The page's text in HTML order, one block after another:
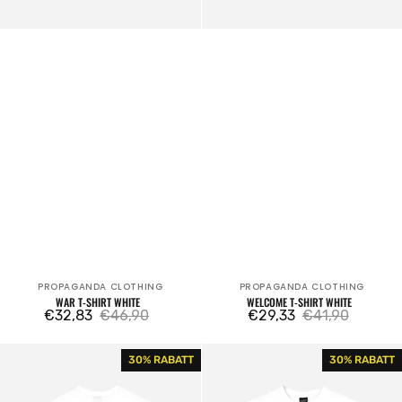
Verkäufer:
PROPAGANDA CLOTHING
WAR T-SHIRT WHITE
Verkaufspreis
€32,83
Regulärer
Preis
€46,90
Verkäufer:
PROPAGANDA CLOTHING
WELCOME T-SHIRT WHITE
Verkaufspreis
€29,33
Regulärer
Preis
€41,90
30% RABATT Monster
T-
30% RABATT